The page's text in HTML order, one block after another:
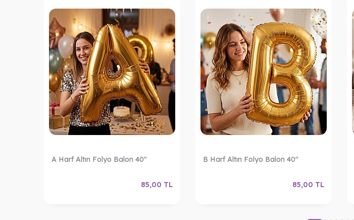
A Harf Altın Folyo Balon 40"
85,00 TL
B Harf Altın Folyo Balon 40"
85,00 TL